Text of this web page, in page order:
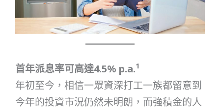
首年派息率可高達4.5% p.a.1
年初至今，相信一眾資深打工一族都留意到
今年的投資市況仍然未明朗，而強積金的人